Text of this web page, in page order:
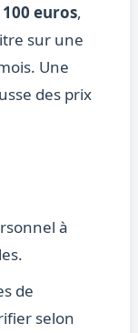
100 euros,
sur une
Une
des prix
à
de
selon